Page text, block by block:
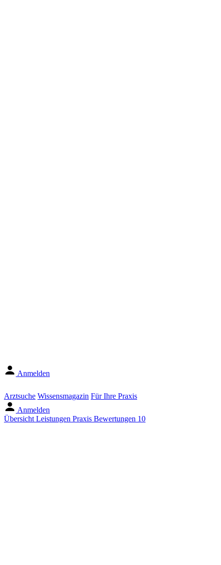
Anmelden
Arztsuche Wissensmagazin Für Ihre Praxis
Anmelden
Übersicht Leistungen Praxis Bewertungen 10